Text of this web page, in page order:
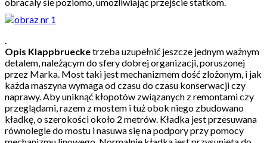
.
Opis Klappbruecketrzeba uzupełnić jeszcze jednym ważnym
detalem, należącym do sfery dobrej organizacji, poruszonej
przez Marka. Most taki jest mechanizmem dość zlożonym, i jak
każda maszyna wymaga od czasu do czasu konserwacji czy
naprawy. Aby uniknąć kłopotów związanych z remontami czy
przeglądami, razem z mostem i tuż obok niego zbudowano
kładkę, o szerokości około 2 metrów. Kładka jest przesuwana
równolegle do mostu i nasuwa się na podpory przy pomocy